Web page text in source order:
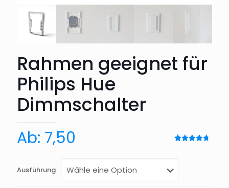
Rahmen geeignet für
Philips Hue
Dimmschalter
Ab: 7,50
Ausführung